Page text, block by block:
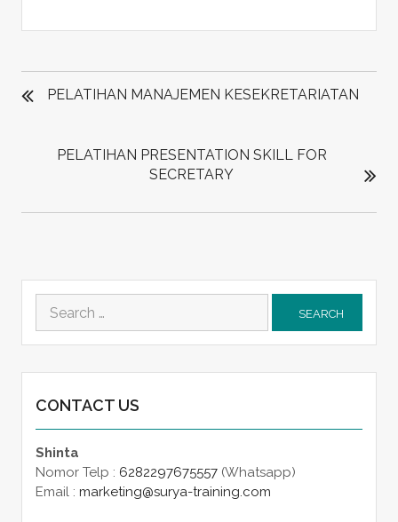
POST
NAVIGATION
PELATIHAN MANAJEMEN KESEKRETARIATAN
PELATIHAN PRESENTATION SKILL FOR
SECRETARY
for:
CONTACT US
Shinta
Nomor Telp : 6282297675557(Whatsapp)
Email : marketing@surya-training.com